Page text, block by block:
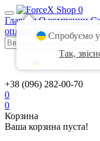
0
Главная О компании
оплата
Контакты
+38 (096) 282-00-70
0
0
Корзина
Ваша корзина пуста!
Спробуємо
Так,